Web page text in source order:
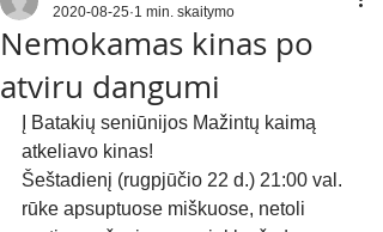
Nemokamas kinas po
atviru dangumi
2020-08-25 1 min. skaitymo
Į Batakių seniūnijos Mažintų kaimą
atkeliavo kinas!
Šeštadienį (rugpjūčio 22 d.) 21:00 val.
rūke apsuptuose miškuose, netoli